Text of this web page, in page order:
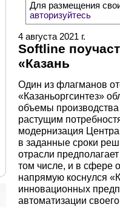
Для размещения
авторизуйтесь
4 августа 2021 г.
Softline
«Казань
Один из флагманов
«Казаньоргсинтез»
объемы
растущим
модернизация
в заданные сроки
отрасли
том числе, и в сфере
напрямую коснулся
инновационных
автоматизации